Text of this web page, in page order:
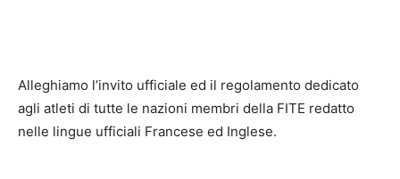
Alleghiamo l’invito ufficiale ed il regolamento dedicato
agli atleti di tutte le nazioni membri della FITE redatto
nelle lingue ufficiali Francese ed Inglese.